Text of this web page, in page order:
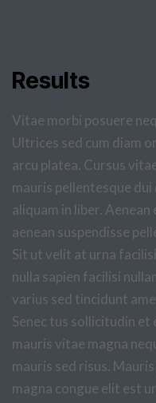
Results
Vitae morbi posuere
Ultrices sed cum diam
arcu platea. Cursus
mauris pellentesque
aliquam in liber.
aenean suspendisse
Sit ut velit at urna
nulla sapien facilisi
varius sed tincidunt
Senec tus sollicitudin et
mauris vitae magna
mauris sed risus.
magna congue elit est